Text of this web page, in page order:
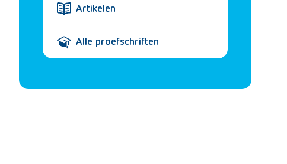
Artikelen
Alle proefschriften